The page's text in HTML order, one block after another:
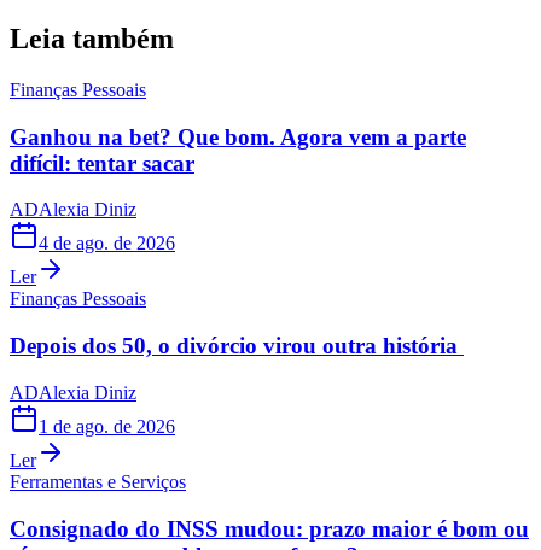
Leia também
Finanças Pessoais
Ganhou na bet? Que bom. Agora vem a parte
difícil: tentar sacar
ADAlexia Diniz
4 de ago. de 2026
Ler
Finanças Pessoais
Depois dos 50, o divórcio virou outra história
ADAlexia Diniz
1 de ago. de 2026
Ler
Ferramentas e Serviços
Consignado do INSS mudou: prazo maior é bom ou